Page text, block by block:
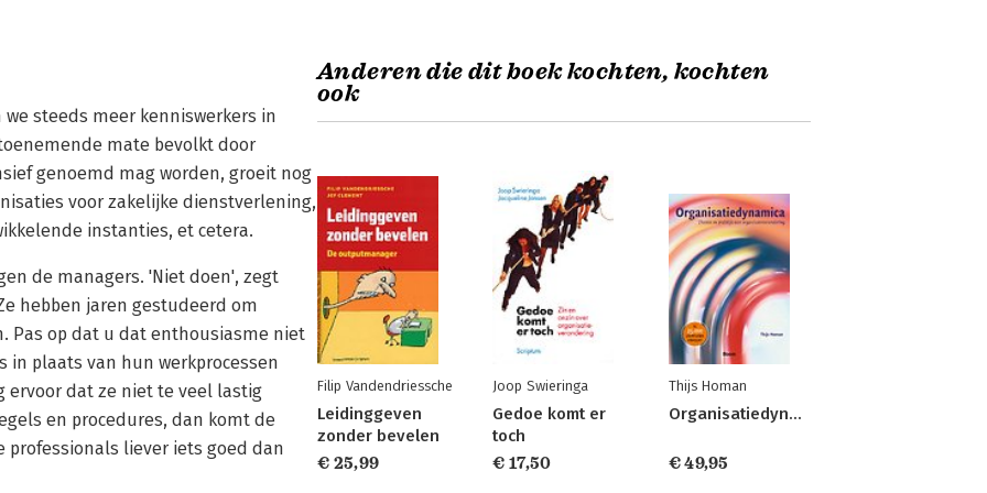
steeds meer kenniswerkers in
mate bevolkt door
genoemd mag worden, groeit nog
voor zakelijke dienstverlening,
instanties, et cetera.
de managers. 'Niet doen', zegt
hebben jaren gestudeerd om
Pas op dat u dat enthousiasme niet
in plaats van hun werkprocessen
ervoor dat ze niet te veel lastig
en procedures, dan komt de
professionals liever iets goed dan
Anderen die dit boek kochten, kochten
ook
Filip Vandendriessche
Leidinggeven
zonder bevelen
€ 25,99
Joop Swieringa
Gedoe komt er
toch
€ 17,50
Thijs Homan
Organisatiedynamica
€ 49,95